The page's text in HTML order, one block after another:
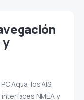
y
Aqua, los AIS,
NMEA y